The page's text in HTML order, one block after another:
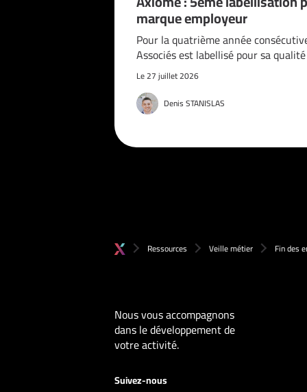
marque employeur
Pour la quatrième année
Associés est labellisé pour sa
Le 27 juillet 2026
Denis STANISLAS
Ressources Veille métier Fin des
Nous vous accompagnons
dans le développement de
votre activité.
Suivez-nous